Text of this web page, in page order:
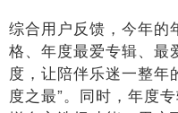
综合用户反馈，今年的
格、年度最爱专辑、最
度，让陪伴乐迷一整年
度之最”。同时，年度